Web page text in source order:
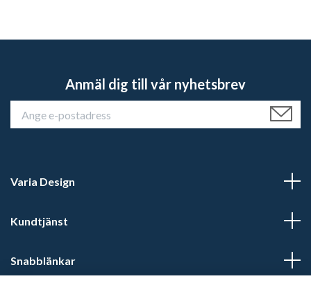
Anmäl dig till vår nyhetsbrev
Varia Design
Kundtjänst
Snabblänkar